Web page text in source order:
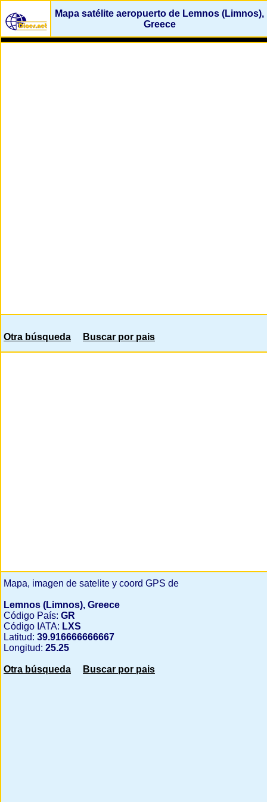
Mapa satélite aeropuerto de Lemnos (Limnos),
Greece
Otra búsqueda Buscar por pais
Mapa, imagen de satelite y coord GPS de
Lemnos (Limnos), Greece
Código País: GR
Código IATA: LXS
Latitud: 39.916666666667
Longitud: 25.25
Otra búsqueda Buscar por pais